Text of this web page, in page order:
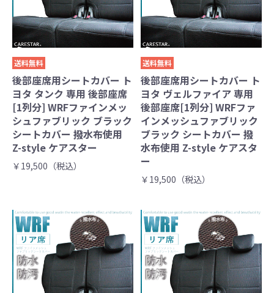
送料無料
後部座席用シートカバー ト
ヨタ タンク 専用 後部座席
[1列分] WRFファインメッ
シュファブリック ブラック
シートカバー 撥水布使用
Z-style ケアスター
￥19,500（税込）
送料無料
後部座席用シートカバー ト
ヨタ ヴェルファイア 専用
後部座席[1列分] WRFファ
インメッシュファブリック
ブラック シートカバー 撥
水布使用 Z-style ケアスタ
ー
￥19,500（税込）